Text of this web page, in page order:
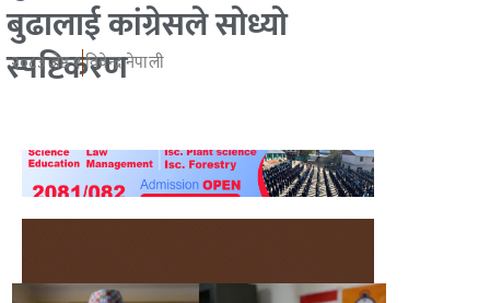
बुढालाई कांग्रेसले सोध्यो
स्पष्टिकरण
२०८३ जेष्ठ १विवेन्द्र नेपाली